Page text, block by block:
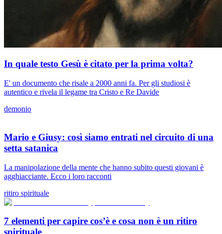
In quale testo Gesù è citato per la prima volta?
E' un documento che risale a 2000 anni fa. Per gli studiosi è
autentico e rivela il legame tra Cristo e Re Davide
demonio
Mario e Giusy: così siamo entrati nel circuito di una
setta satanica
La manipolazione della mente che hanno subito questi giovani è
agghiacciante. Ecco i loro racconti
ritiro spirituale
7 elementi per capire cos’è e cosa non è un ritiro
spirituale